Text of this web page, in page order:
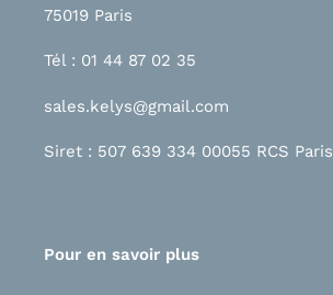
75019 Paris
Tél : 01 44 87 02 35
sales.kelys@gmail.com
Siret : 507 639 334 00055 RCS Paris
Pour en savoir plus